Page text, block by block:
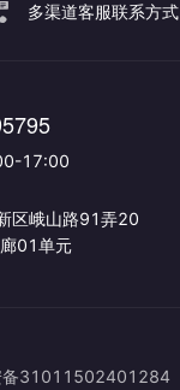
多渠道客服联系方式
17:00
区峨山路91弄20
01单元
备31011502401284